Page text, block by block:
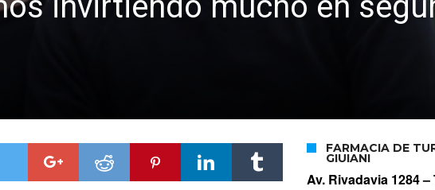
FARMACIA DE
GIUIANI
Av. Rivadavia 1284 –